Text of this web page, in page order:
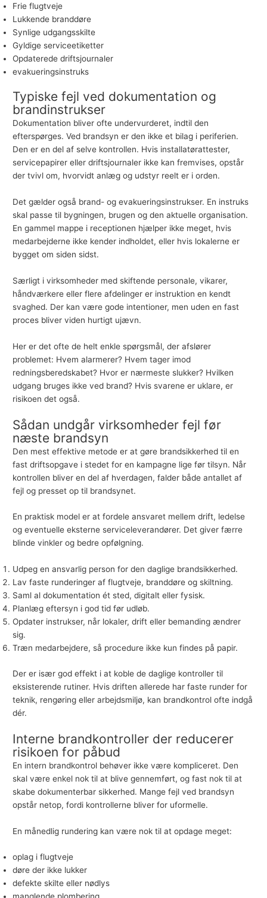
Frie flugtveje
Lukkende branddøre
Synlige udgangsskilte
Gyldige serviceetiketter
Opdaterede driftsjournaler
evakueringsinstruks
Typiske fejl ved dokumentation og
brandinstrukser
Dokumentation bliver ofte undervurderet, indtil den
efterspørges. Ved brandsyn er den ikke et bilag i periferien.
Den er en del af selve kontrollen. Hvis installatørattester,
servicepapirer eller driftsjournaler ikke kan fremvises, opstår
der tvivl om, hvorvidt anlæg og udstyr reelt er i orden.
Det gælder også brand- og evakueringsinstrukser. En instruks
skal passe til bygningen, brugen og den aktuelle organisation.
En gammel mappe i receptionen hjælper ikke meget, hvis
medarbejderne ikke kender indholdet, eller hvis lokalerne er
bygget om siden sidst.
Særligt i virksomheder med skiftende personale, vikarer,
håndværkere eller flere afdelinger er instruktion en kendt
svaghed. Der kan være gode intentioner, men uden en fast
proces bliver viden hurtigt ujævn.
Her er det ofte de helt enkle spørgsmål, der afslører
problemet: Hvem alarmerer? Hvem tager imod
redningsberedskabet? Hvor er nærmeste slukker? Hvilken
udgang bruges ikke ved brand? Hvis svarene er uklare, er
risikoen det også.
Sådan undgår virksomheder fejl før
næste brandsyn
Den mest effektive metode er at gøre brandsikkerhed til en
fast driftsopgave i stedet for en kampagne lige før tilsyn. Når
kontrollen bliver en del af hverdagen, falder både antallet af
fejl og presset op til brandsynet.
En praktisk model er at fordele ansvaret mellem drift, ledelse
og eventuelle eksterne serviceleverandører. Det giver færre
blinde vinkler og bedre opfølgning.
Udpeg en ansvarlig person for den daglige brandsikkerhed.
Lav faste runderinger af flugtveje, branddøre og skiltning.
Saml al dokumentation ét sted, digitalt eller fysisk.
Planlæg eftersyn i god tid før udløb.
Opdater instrukser, når lokaler, drift eller bemanding ændrer
sig.
Træn medarbejdere, så procedure ikke kun findes på papir.
Der er især god effekt i at koble de daglige kontroller til
eksisterende rutiner. Hvis driften allerede har faste runder for
teknik, rengøring eller arbejdsmiljø, kan brandkontrol ofte indgå
dér.
Interne brandkontroller der reducerer
risikoen for påbud
En intern brandkontrol behøver ikke være kompliceret. Den
skal være enkel nok til at blive gennemført, og fast nok til at
skabe dokumenterbar sikkerhed. Mange fejl ved brandsyn
opstår netop, fordi kontrollerne bliver for uformelle.
En månedlig rundering kan være nok til at opdage meget:
oplag i flugtveje
døre der ikke lukker
defekte skilte eller nødlys